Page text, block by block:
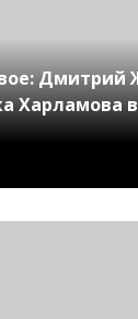
Дмитрий
Харламова